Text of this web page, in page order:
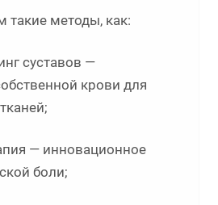
такие методы, как:
суставов —
крови для
— инновационное
боли;